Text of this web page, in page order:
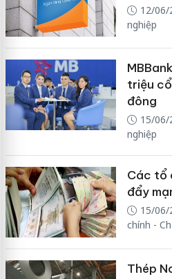
12/06/
nghiệp
triệu
đông
15/06/
nghiệp
Các tổ
đẩy
15/06/
chính -
Thép